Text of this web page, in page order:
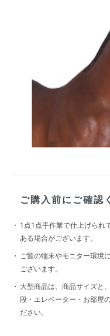
ご購入前にご確認
1点1点手作業で仕上げられ
ある場合がございます。
ご覧の端末やモニター環境
ございます。
大型商品は、商品サイズと
段・エレベーター・お部屋
ださい。